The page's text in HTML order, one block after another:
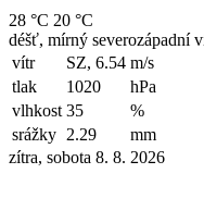
28 °C 20 °C
déšť, mírný severozápadní
vítr
SZ, 6.54 m/s
tlak
1020
hPa
vlhkost 35
%
srážky 2.29
mm
zítra, sobota 8. 8. 2026